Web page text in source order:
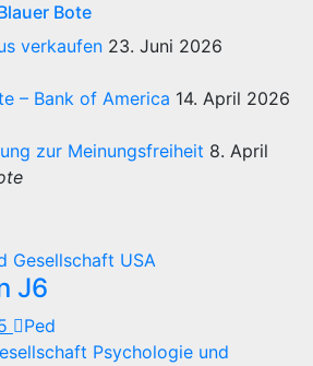
Bote
verkaufen 23. Juni 2026
– Bank of America 14. April 2026
zur Meinungsfreiheit 8. April
Gesellschaft USA
J6
Ped
Psychologie und